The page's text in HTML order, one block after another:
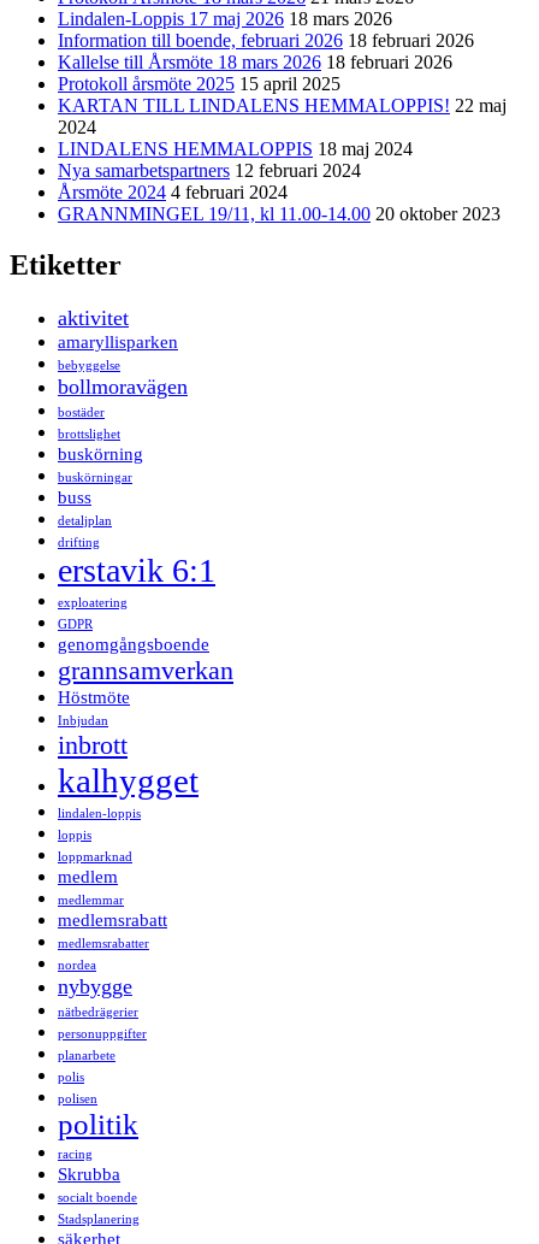
Lindalen-Loppis 17 maj 2026 18 mars 2026
Information till boende, februari 2026 18 februari 2026
Kallelse till Årsmöte 18 mars 2026 18 februari 2026
Protokoll årsmöte 2025 15 april 2025
KARTAN TILL LINDALENS HEMMALOPPIS! 22 maj
2024
LINDALENS HEMMALOPPIS 18 maj 2024
Nya samarbetspartners 12 februari 2024
Årsmöte 2024 4 februari 2024
GRANNMINGEL 19/11, kl 11.00-14.00 20 oktober 2023
Etiketter
aktivitet
amaryllisparken
bebyggelse
bollmoravägen
bostäder
brottslighet
buskörning
buskörningar
buss
detaljplan
drifting
erstavik 6:1
exploatering
GDPR
genomgångsboende
grannsamverkan
Höstmöte
Inbjudan
inbrott
kalhygget
lindalen-loppis
loppis
loppmarknad
medlem
medlemmar
medlemsrabatt
medlemsrabatter
nordea
nybygge
nätbedrägerier
personuppgifter
planarbete
polis
polisen
politik
racing
Skrubba
socialt boende
Stadsplanering
säkerhet